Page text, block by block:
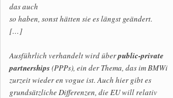
das auch
so haben, sonst hätten sie es längst geändert.
[…]
Ausführlich verhandelt wird überpublic-private
partnerships(PPPs), ein der Thema, das im BMWi
zurzeit wieder en vogue ist. Auch hier gibt es
grundsätzliche Differenzen, die EU will relativ